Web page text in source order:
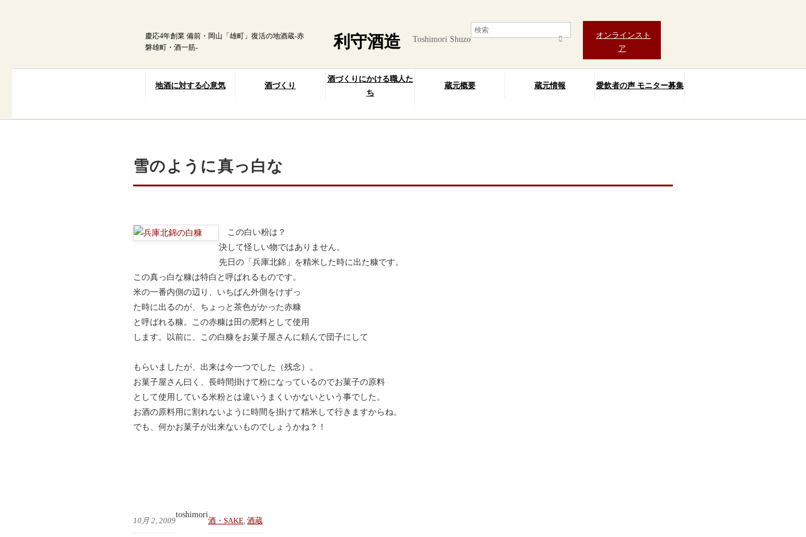
オンラインスト
ア
慶応4年創業 備前・岡山「雄町」復活の地酒蔵-赤
磐雄町・酒一筋-
利守酒造 Toshimori Shuzo
地酒に対する心意気 酒づくり
酒づくりにかける職人た
ち
蔵元概要 蔵元情報 愛飲者の声 モニター募集
雪のように真っ白な
この白い粉は？
決して怪しい物ではありません。
先日の「兵庫北錦」を精米した時に出た糠です。
この真っ白な糠は特白と呼ばれるものです。
米の一番内側の辺り、いちばん外側をけずっ
た時に出るのが、ちょっと茶色がかった赤糠
と呼ばれる糠。この赤糠は田の肥料として使用
します。以前に、この白糠をお菓子屋さんに頼んで団子にして
もらいましたが、出来は今一つでした（残念）。
お菓子屋さん曰く、長時間掛けて粉になっているのでお菓子の原料
として使用している米粉とは違いうまくいかないという事でした。
お酒の原料用に割れないように時間を掛けて精米して行きますからね。
でも、何かお菓子が出来ないものでしょうかね？！
10月 2, 2009
toshimori
酒・SAKE, 酒蔵